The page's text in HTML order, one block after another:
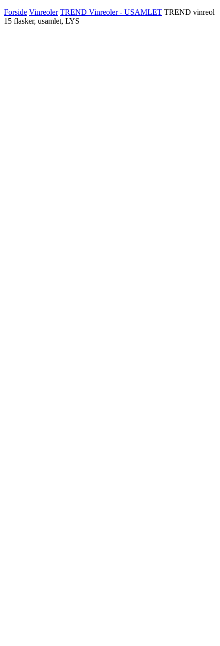
Forside Vinreoler TREND Vinreoler - USAMLET TREND vinreol
15 flasker, usamlet, LYS